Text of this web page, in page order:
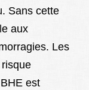
Sans cette
aux
Les
est